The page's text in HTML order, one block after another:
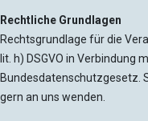
Rechtliche Grundlagen
Rechtsgrundlage für die
lit. h) DSGVO in Verbindung
Bundesdatenschutzgesetz.
gern an uns wenden.